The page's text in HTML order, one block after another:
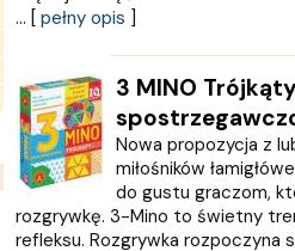
... [ pełny opis ]
3 MINO
Nowa propozycja z
miłośników
do gustu graczom,
rozgrywkę. 3-Mino to świetny
refleksu. Rozgrywka rozpoczyna